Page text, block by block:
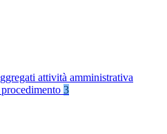
attività amministrativa
3